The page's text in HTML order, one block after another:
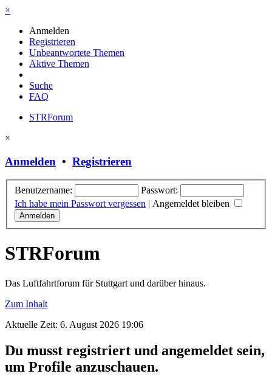
×
Anmelden
Registrieren
Unbeantwortete Themen
Aktive Themen
Suche
FAQ
STRForum
×
Anmelden • Registrieren
Benutzername:
Passwort:
Ich habe mein Passwort vergessen | Angemeldet bleiben
STRForum
Das Luftfahrtforum für Stuttgart und darüber hinaus.
Zum Inhalt
Aktuelle Zeit: 6. August 2026 19:06
Du musst registriert und angemeldet sein,
um Profile anzuschauen.